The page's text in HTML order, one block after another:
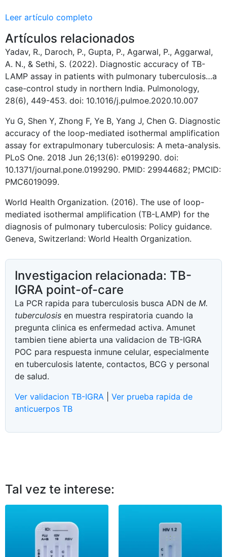
Leer artículo completo
Artículos relacionados
Yadav, R., Daroch, P., Gupta, P., Agarwal, P., Aggarwal,
A. N., & Sethi, S. (2022). Diagnostic accuracy of TB-
LAMP assay in patients with pulmonary tuberculosis…a
case-control study in northern India. Pulmonology,
28(6), 449-453. doi: 10.1016/j.pulmoe.2020.10.007
Yu G, Shen Y, Zhong F, Ye B, Yang J, Chen G. Diagnostic
accuracy of the loop-mediated isothermal amplification
assay for extrapulmonary tuberculosis: A meta-analysis.
PLoS One. 2018 Jun 26;13(6): e0199290. doi:
10.1371/journal.pone.0199290. PMID: 29944682; PMCID:
PMC6019099.
World Health Organization. (2016). The use of loop-
mediated isothermal amplification (TB-LAMP) for the
diagnosis of pulmonary tuberculosis: Policy guidance.
Geneva, Switzerland: World Health Organization.
Investigacion relacionada: TB-
IGRA point-of-care
La PCR rapida para tuberculosis busca ADN de M.
tuberculosis en muestra respiratoria cuando la
pregunta clinica es enfermedad activa. Amunet
tambien tiene abierta una validacion de TB-IGRA
POC para respuesta inmune celular, especialmente
en tuberculosis latente, contactos, BCG y personal
de salud.
Ver validacion TB-IGRA
Ver prueba rapida de
anticuerpos TB
Tal vez te interese: